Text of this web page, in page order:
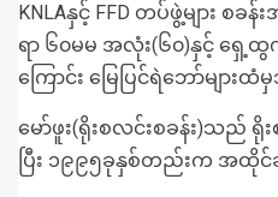
KNLAနှင့် FFD တပ်ဖွဲ့များ စခန်
ရာ ၆၀မမ အလုံး(၆၀)နှင့် ရှေ့
ကြောင်း မြေပြင်ရဲဘော်များ
မော်ဖူး(ရိုးစလင်းစခန်း)သည်
ပြီး ၁၉၉၅ခုနှစ်တည်းက အထိုင်